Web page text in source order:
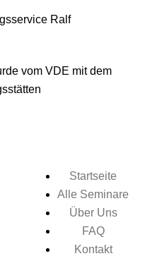
Startseite
Alle Seminare
Über Uns
FAQ
Kontakt